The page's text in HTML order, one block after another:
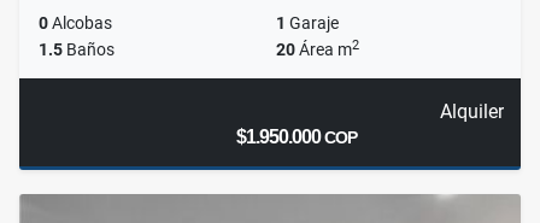
0Alcobas 1 Garaje
1.5 Baños 20Área m2
Alquiler
$1.950.000COP